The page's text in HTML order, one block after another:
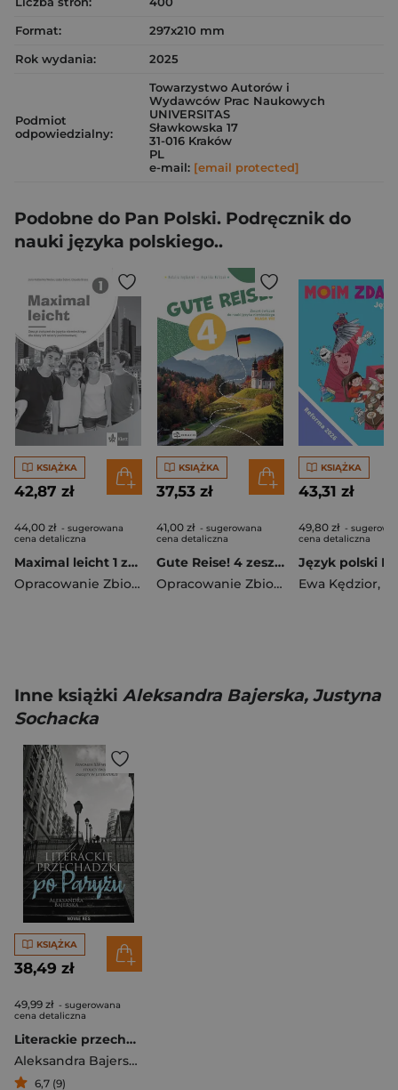
Format:
297x210 mm
Rok wydania:
2025
Podmiot
odpowiedzialny:
Towarzystwo Autorów i
Wydawców Prac Naukowych
UNIVERSITAS
Sławkowska 17
31-016 Kraków
PL
e-mail: [email protected]
Podobne do Pan Polski. Podręcznik do
nauki języka polskiego..
KSIĄŻKA
42,87 zł
44,00 zł - sugerowana
cena detaliczna
Maximal leicht 1 zeszyt ćwiczeń język niemiecki klasa VII szkoła podstawowa
Opracowanie Zbiorowe
KSIĄŻKA
37,53 zł
41,00 zł - sugerowana
cena detaliczna
Gute Reise! 4 zeszyt ćwiczeń
Opracowanie Zbiorowe
KSIĄŻKA
43,31 zł
49,80 zł -
cena detaliczna
Ewa Kędzior,
Inne książki Aleksandra Bajerska, Justyna
Sochacka
KSIĄŻKA
38,49 zł
49,99 zł - sugerowana
cena detaliczna
Literackie przechadzki po Paryżu
Aleksandra Bajerska
6,7 (9)